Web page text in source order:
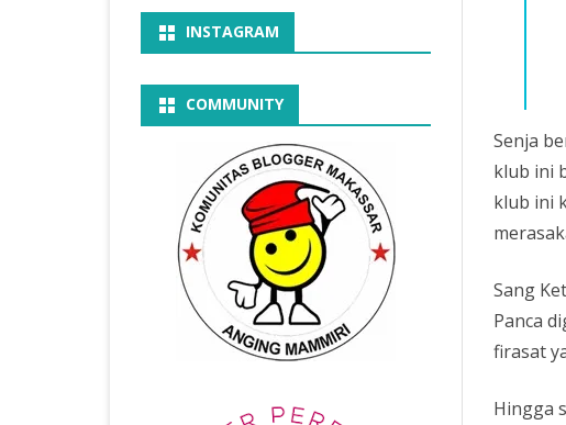
Senja
klub ini
klub ini
Sang
Panca
firasat
Hingga
INSTAGRAM
COMMUNITY